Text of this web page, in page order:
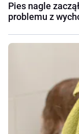
Pies nagle
problemu z